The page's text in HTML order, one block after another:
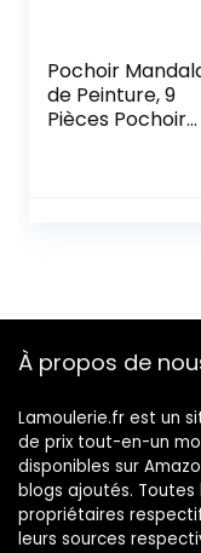
Pochoir
de Peinture, 9
Pièces Pochoir
Dessin Tracing
Plancher Décor
À propos de
Lamoulerie.fr est un
de prix tout-en-un
disponibles sur
blogs ajoutés.
propriétaires
leurs sources